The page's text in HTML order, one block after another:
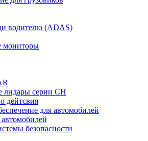
водителю (ADAS)
мониторы
лидары серии CH
дейтсвия
для автомобилей
безопасности